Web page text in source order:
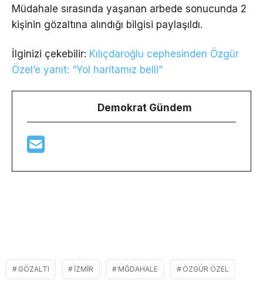
Müdahale sırasında yaşanan arbede sonucunda 2
kişinin gözaltına alındığı bilgisi paylaşıldı.
İlginizi çekebilir: Kılıçdaroğlu cephesinden Özgür
Özel’e yanıt: “Yol haritamız belli”
Demokrat Gündem
GÖZALTI IZMIR MĞDAHALE ÖZGÜR ÖZEL